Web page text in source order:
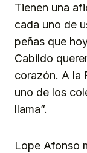
Tienen una
cada uno de
peñas que
Cabildo
corazón. A la
uno de los
llama”.
Lope Afonso